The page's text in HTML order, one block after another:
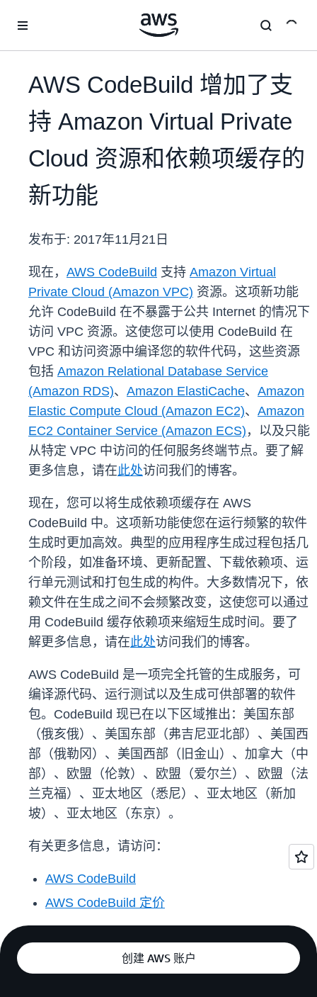
AWS CodeBuild 增加了支
持 Amazon Virtual Private
Cloud 资源和依赖项缓存的
新功能
发布于: 2017年11月21日
现在， AWS CodeBuild 支持 Amazon Virtual
Private Cloud (Amazon VPC) 资源。这项新功能
允许 CodeBuild 在不暴露于公共 Internet 的情况下
访问 VPC 资源。这使您可以使用 CodeBuild 在
VPC 和访问资源中编译您的软件代码，这些资源
包括 Amazon Relational Database Service
(Amazon RDS)、 Amazon ElastiCache、 Amazon
Elastic Compute Cloud (Amazon EC2)、 Amazon
EC2 Container Service (Amazon ECS) ，以及只能
从特定 VPC 中访问的任何服务终端节点。要了解
更多信息，请在此处访问我们的博客。
现在，您可以将生成依赖项缓存在 AWS
CodeBuild 中。这项新功能使您在运行频繁的软件
生成时更加高效。典型的应用程序生成过程包括几
个阶段，如准备环境、更新配置、下载依赖项、运
行单元测试和打包生成的构件。大多数情况下，依
赖文件在生成之间不会频繁改变，这使您可以通过
用 CodeBuild 缓存依赖项来缩短生成时间。要了
解更多信息，请在此处访问我们的博客。
AWS CodeBuild 是一项完全托管的生成服务，可
编译源代码、运行测试以及生成可供部署的软件
包。CodeBuild 现已在以下区域推出：美国东部
（俄亥俄）、美国东部（弗吉尼亚北部）、美国西
部（俄勒冈）、美国西部（旧金山）、加拿大（中
部）、欧盟（伦敦）、欧盟（爱尔兰）、欧盟（法
兰克福）、亚太地区（悉尼）、亚太地区（新加
坡）、亚太地区（东京）。
有关更多信息，请访问：
AWS CodeBuild
AWS CodeBuild 定价
创建 AWS 账户